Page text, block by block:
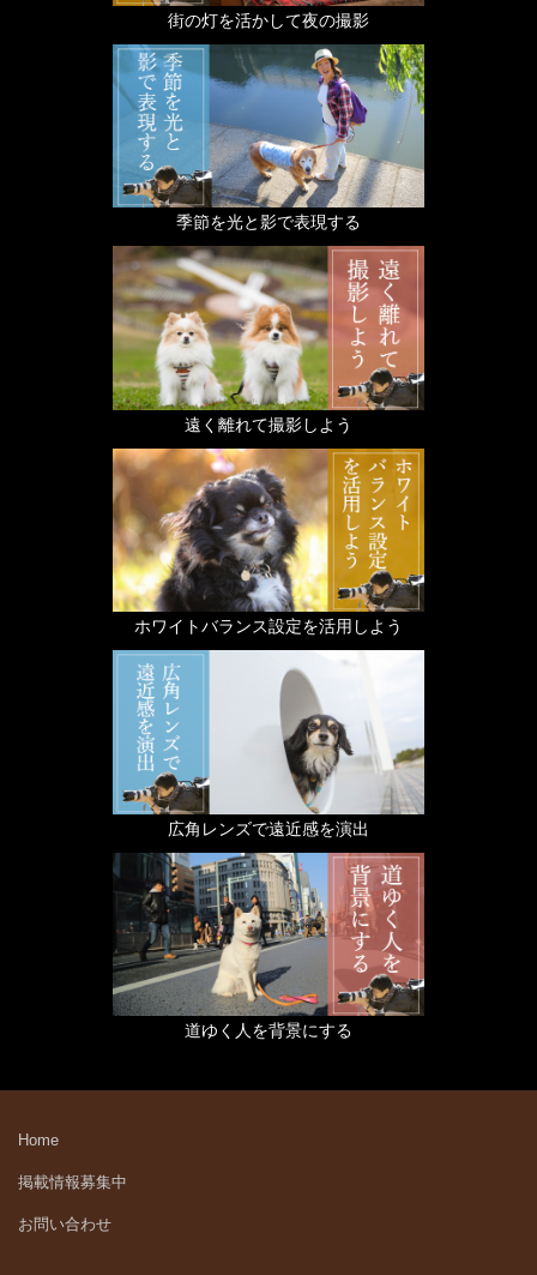
街の灯を活かして夜の撮影
季節を光と影で表現する
遠く離れて撮影しよう
ホワイトバランス設定を活用しよう
広角レンズで遠近感を演出
道ゆく人を背景にする
Home
掲載情報募集中
お問い合わせ